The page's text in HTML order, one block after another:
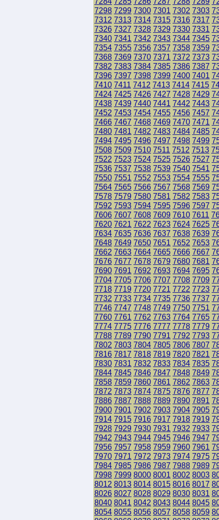
7298 7299 7300 7301 7302 7303
7312 7313 7314 7315 7316 7317
7326 7327 7328 7329 7330 7331
7340 7341 7342 7343 7344 7345
7354 7355 7356 7357 7358 7359
7368 7369 7370 7371 7372 7373
7382 7383 7384 7385 7386 7387
7396 7397 7398 7399 7400 7401
7410 7411 7412 7413 7414 7415
7424 7425 7426 7427 7428 7429
7438 7439 7440 7441 7442 7443
7452 7453 7454 7455 7456 7457
7466 7467 7468 7469 7470 7471
7480 7481 7482 7483 7484 7485
7494 7495 7496 7497 7498 7499
7508 7509 7510 7511 7512 7513
7522 7523 7524 7525 7526 7527
7536 7537 7538 7539 7540 7541
7550 7551 7552 7553 7554 7555
7564 7565 7566 7567 7568 7569
7578 7579 7580 7581 7582 7583
7592 7593 7594 7595 7596 7597
7606 7607 7608 7609 7610 7611
7620 7621 7622 7623 7624 7625
7634 7635 7636 7637 7638 7639
7648 7649 7650 7651 7652 7653
7662 7663 7664 7665 7666 7667
7676 7677 7678 7679 7680 7681
7690 7691 7692 7693 7694 7695
7704 7705 7706 7707 7708 7709
7718 7719 7720 7721 7722 7723
7732 7733 7734 7735 7736 7737
7746 7747 7748 7749 7750 7751
7760 7761 7762 7763 7764 7765
7774 7775 7776 7777 7778 7779
7788 7789 7790 7791 7792 7793
7802 7803 7804 7805 7806 7807
7816 7817 7818 7819 7820 7821
7830 7831 7832 7833 7834 7835
7844 7845 7846 7847 7848 7849
7858 7859 7860 7861 7862 7863
7872 7873 7874 7875 7876 7877
7886 7887 7888 7889 7890 7891
7900 7901 7902 7903 7904 7905
7914 7915 7916 7917 7918 7919
7928 7929 7930 7931 7932 7933
7942 7943 7944 7945 7946 7947
7956 7957 7958 7959 7960 7961
7970 7971 7972 7973 7974 7975
7984 7985 7986 7987 7988 7989
7998 7999 8000 8001 8002 8003
8012 8013 8014 8015 8016 8017
8026 8027 8028 8029 8030 8031
8040 8041 8042 8043 8044 8045
8054 8055 8056 8057 8058 8059